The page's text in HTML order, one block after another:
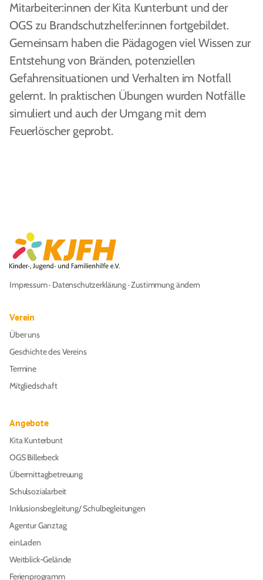
Mitarbeiter:innen der Kita Kunterbunt und der
OGS zu Brandschutzhelfer:innen fortgebildet.
Gemeinsam haben die Pädagogen viel Wissen zur
Entstehung von Bränden, potenziellen
Gefahrensituationen und Verhalten im Notfall
gelernt. In praktischen Übungen wurden Notfälle
simuliert und auch der Umgang mit dem
Feuerlöscher geprobt.
Impressum· Datenschutzerklärung·Zustimmung ändern
Verein
Über uns
Geschichte des Vereins
Termine
Mitgliedschaft
Angebote
Kita Kunterbunt
OGS Billerbeck
Übermittagbetreuung
Schulsozialarbeit
Inklusionsbegleitung/ Schulbegleitungen
Agentur Ganztag
einLaden
Weitblick-Gelände
Ferienprogramm